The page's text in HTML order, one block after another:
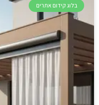
בלוג קידום אתרים